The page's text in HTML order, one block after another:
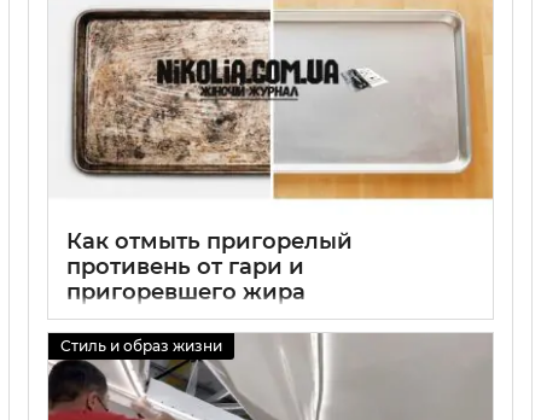
Как отмыть пригорелый
противень от гари и
пригоревшего жира
Стиль и образ жизни